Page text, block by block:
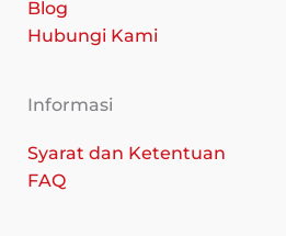
Blog
Hubungi Kami
Informasi
Syarat dan Ketentuan
FAQ